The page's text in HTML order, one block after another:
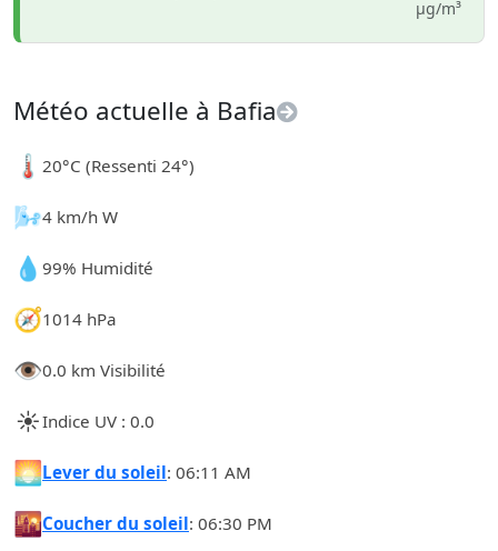
µg/m³
Météo actuelle à Bafia
🌡️20°C (Ressenti 24°)
🌬️4 km/h W
💧99% Humidité
🧭1014 hPa
👁️0.0 km Visibilité
☀️Indice UV : 0.0
🌅Lever du soleil: 06:11 AM
🌇Coucher du soleil: 06:30 PM